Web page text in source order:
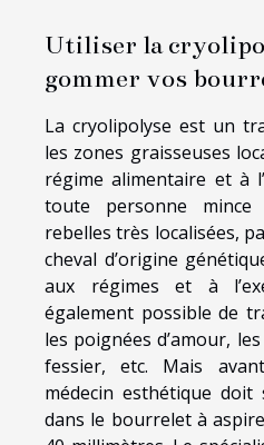
Utiliser la
gommer vos
La cryolipolyse est un
les zones graisseuses
régime alimentaire et à
toute personne
rebelles très localisées,
cheval d’origine
aux régimes et à
également possible de
les poignées d’amour,
fessier, etc. Mais
médecin esthétique doit
dans le bourrelet à